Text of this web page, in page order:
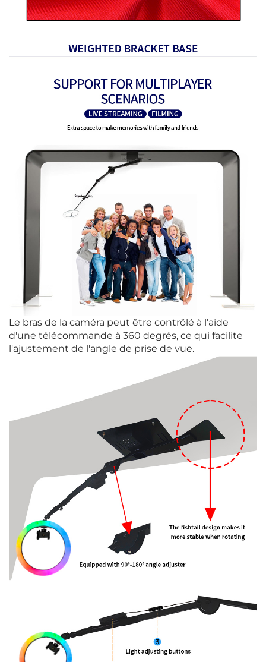
Le bras de la caméra peut être contrôlé à l'aide
d'une télécommande à 360 degrés, ce qui facilite
l'ajustement de l'angle de prise de vue.